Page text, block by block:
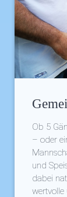
Ob 5
– oder
und
dabei
wertvolle